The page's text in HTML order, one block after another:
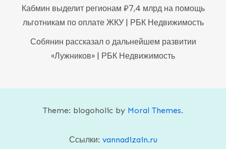
Кабмин выделит регионам ₽7,4 млрд на помощь
льготникам по оплате ЖКУ | РБК Недвижимость
Собянин рассказал о дальнейшем развитии
«Лужников» | РБК Недвижимость
Theme: blogoholic by Moral Themes.
Ссылки: vannadizain.ru